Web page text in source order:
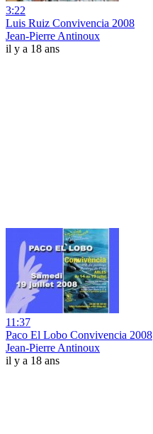
3:22
Luis Ruiz Convivencia 2008
Jean-Pierre Antinoux
il y a 18 ans
11:37
Paco El Lobo Convivencia 2008
Jean-Pierre Antinoux
il y a 18 ans